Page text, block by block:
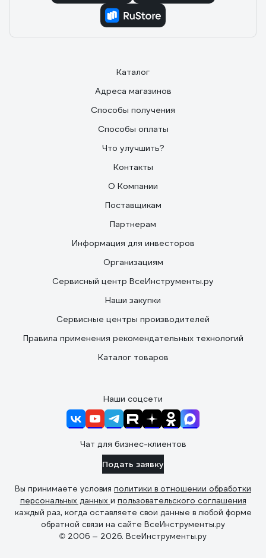
Каталог
Адреса магазинов
Способы получения
Способы оплаты
Что улучшить?
Контакты
О Компании
Поставщикам
Партнерам
Информация для инвесторов
Организациям
Сервисный центр ВсеИнструменты.ру
Наши закупки
Сервисные центры производителей
Правила применения рекомендательных технологий
Каталог товаров
Наши соцсети
Чат для бизнес-клиентов
Подать заявку
Вы принимаете условия политики в отношении обработки
персональных данных и пользовательского соглашения
каждый раз, когда оставляете свои данные в любой форме
обратной связи на сайте ВсеИнструменты.ру
© 2006 — 2026. ВсеИнструменты.ру